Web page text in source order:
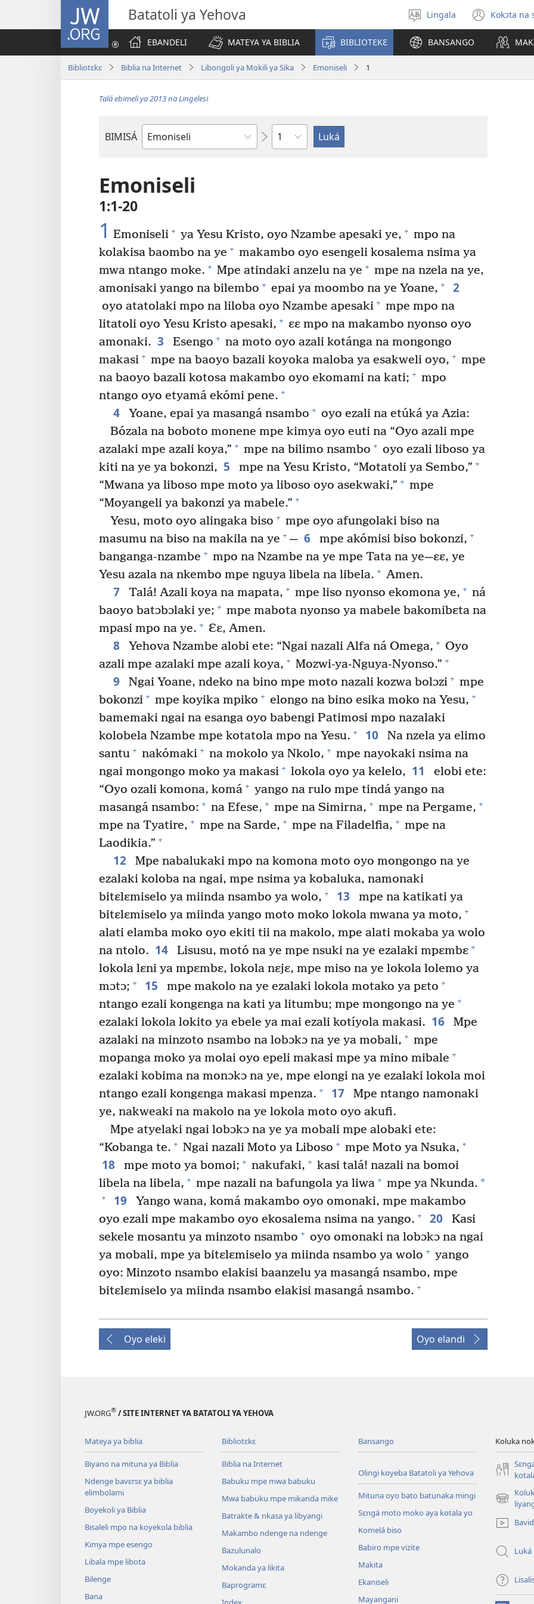
JW.ORG Batatoli ya Yehova
Poná
monɔkɔ
Lingala Kokɔta na
EBANDELI
MATEYA YA BIBLIA BIBLIOTƐKƐ BANSANGO
Bibliotɛkɛ Biblia na Internet Libongoli ya Mokili ya Sika Emoniseli 1
Talá ebimeli ya 2013 na Lingelesi
BIMISÁ
Mokanda
Biblia
Mokapo
Emoniseli
1:1-20
1 Emoniseli + ya Yesu Kristo, oyo Nzambe apesaki ye, + mpo na
kolakisa baombo na ye + makambo oyo esengeli kosalema nsima ya
mwa ntango moke. + Mpe atindaki anzelu na ye + mpe na nzela na ye,
amonisaki yango na bilembo + epai ya moombo na ye Yoane, + 2
oyo atatolaki mpo na liloba oyo Nzambe apesaki + mpe mpo na
litatoli oyo Yesu Kristo apesaki, + ɛɛ mpo na makambo nyonso oyo
amonaki. 3 Esengo + na moto oyo azali kotánga na mongongo
makasi + mpe na baoyo bazali koyoka maloba ya esakweli oyo, + mpe
na baoyo bazali kotosa makambo oyo ekomami na kati; + mpo
ntango oyo etyamá ekómi pene. +
4 Yoane, epai ya masangá nsambo + oyo ezali na etúká ya Azia:
Bózala na boboto monene mpe kimya oyo euti na “Oyo azali mpe
azalaki mpe azali koya,” + mpe na bilimo nsambo + oyo ezali liboso ya
kiti na ye ya bokonzi, 5 mpe na Yesu Kristo, “Motatoli ya Sembo,” +
“Mwana ya liboso mpe moto ya liboso oyo asekwaki,” + mpe
“Moyangeli ya bakonzi ya mabele.” +
Yesu, moto oyo alingaka biso + mpe oyo afungolaki biso na
masumu na biso na makila na ye + — 6 mpe akómisi biso bokonzi, +
banganga-nzambe + mpo na Nzambe na ye mpe Tata na ye—ɛɛ, ye
Yesu azala na nkembo mpe nguya libela na libela. + Amen.
7 Talá! Azali koya na mapata, + mpe liso nyonso ekomona ye, + ná
baoyo batɔbɔlaki ye; + mpe mabota nyonso ya mabele bakomibɛta na
mpasi mpo na ye. + Ɛɛ, Amen.
8 Yehova Nzambe alobi ete: “Ngai nazali Alfa ná Omega, + Oyo
azali mpe azalaki mpe azali koya, + Mozwi-ya-Nguya-Nyonso.” +
9 Ngai Yoane, ndeko na bino mpe moto nazali kozwa bolɔzi + mpe
bokonzi + mpe koyika mpiko + elongo na bino esika moko na Yesu, +
bamemaki ngai na esanga oyo babengi Patimosi mpo nazalaki
kolobela Nzambe mpe kotatola mpo na Yesu. + 10
Na nzela ya elimo
santu + nakómaki + na mokolo ya Nkolo, + mpe nayokaki nsima na
ngai mongongo moko ya makasi + lokola oyo ya kelelo, 11
elobi ete:
“Oyo ozali komona, komá + yango na rulo mpe tindá yango na
masangá nsambo: + na Efese, + mpe na Simirna, + mpe na Pergame, +
mpe na Tyatire, + mpe na Sarde, + mpe na Filadelfia, + mpe na
Laodikia.” +
12
Mpe nabalukaki mpo na komona moto oyo mongongo na ye
ezalaki koloba na ngai, mpe nsima ya kobaluka, namonaki
bitɛlɛmiselo ya miinda nsambo ya wolo, + 13
mpe na katikati ya
bitɛlɛmiselo ya miinda yango moto moko lokola mwana ya moto, +
alati elamba moko oyo ekiti tii na makolo, mpe alati mokaba ya wolo
na ntolo. 14 Lisusu, motó na ye mpe nsuki na ye ezalaki mpɛmbɛ +
lokola lɛni ya mpɛmbɛ, lokola nɛjɛ, mpe miso na ye lokola lolemo ya
mɔtɔ; + 15 mpe makolo na ye ezalaki lokola motako ya pɛto +
ntango ezali kongɛnga na kati ya litumbu; mpe mongongo na ye +
ezalaki lokola lokito ya ebele ya mai ezali kotíyola makasi. 16
Mpe
azalaki na minzoto nsambo na lobɔkɔ na ye ya mobali, + mpe
mopanga moko ya molai oyo epeli makasi mpe ya mino mibale +
ezalaki kobima na monɔkɔ na ye, mpe elongi na ye ezalaki lokola moi
ntango ezali kongɛnga makasi mpenza. + 17
Mpe ntango namonaki
ye, nakweaki na makolo na ye lokola moto oyo akufi.
Mpe atyelaki ngai lobɔkɔ na ye ya mobali mpe alobaki ete:
“Kobanga te. + Ngai nazali Moto ya Liboso + mpe Moto ya Nsuka, +
18 mpe moto ya bomoi; + nakufaki, + kasi talá! nazali na bomoi
libela na libela, + mpe nazali na bafungola ya liwa + mpe ya Nkunda. *
+ 19
Yango wana, komá makambo oyo omonaki, mpe makambo
oyo ezali mpe makambo oyo ekosalema nsima na yango. + 20
Kasi
sekele mosantu ya minzoto nsambo + oyo omonaki na lobɔkɔ na ngai
ya mobali, mpe ya bitɛlɛmiselo ya miinda nsambo ya wolo + yango
oyo: Minzoto nsambo elakisi baanzelu ya masangá nsambo, mpe
bitɛlɛmiselo ya miinda nsambo elakisi masangá nsambo. +
Oyo eleki Oyo elandi
JW.ORG® / SITE INTERNET YA BATATOLI YA YEHOVA
Mateya ya biblia
Biyano na mituna ya Biblia
Ndenge bavɛrsɛ ya biblia
elimbolami
Boyekoli ya Biblia
Bisaleli mpo na koyekola biblia
Kimya mpe esengo
Libala mpe libota
Bilenge
Bana
Bibliotɛkɛ
Biblia na Internet
Babuku mpe mwa babuku
Mwa babuku mpe mikanda mike
Batrakte & nkasa ya libyangi
Makambo ndenge na ndenge
Bazulunalo
Mokanda ya likita
Baprogramɛ
Bansango
Olingi koyeba Batatoli ya Yehova
Mituna oyo bato batunaka mingi
Sɛngá moto moko aya kotala yo
Komelá biso
Babiro mpe vizite
Makita
Ekaniseli
Mayangani
Koluka
(fungolá
mosusu)
Luká